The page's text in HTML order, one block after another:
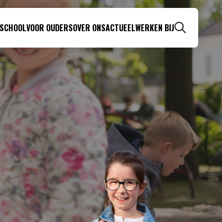
VOOR OUDERSOVER ONSACTUEELWERKEN BIJ
Zoeken